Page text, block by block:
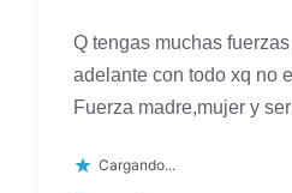
Q tengas muchas
adelante con todo xq no
Fuerza madre,mujer y
Cargando...